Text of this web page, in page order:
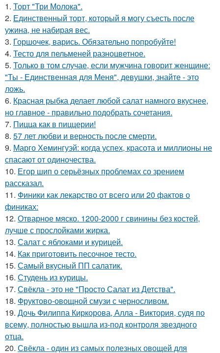
1. Торт "Три Молока".
2. Единственный торт, который я могу съесть после
ужина, не набирая вес.
3. Горшочек, варись. Обязательно попробуйте!
4. Тесто для пельменей разноцветное.
5. Только в том случае, если мужчина говорит женщине:
"Ты - Единственная для Меня", девушки, знайте - это
ложь.
6. Красная рыбка делает любой салат намного вкуснее,
но главное - правильно подобрать сочетания.
7. Пицца как в пиццерии!
8. 57 лет любви и верность после смерти.
9. Марго Хемингуэй: когда успех, красота и миллионы не
спасают от одиночества.
10. Егор шип о серьёзных проблемах со зрением
рассказал.
11. Финики как лекарство от всего или 20 фактов о
финиках:
12. Отварное мяско. 1200-2000 г свинины без костей,
лучше с прослойками жирка.
13. Салат с яблоками и курицей.
14. Как приготовить песочное тесто.
15. Самый вкусный ПП салатик.
16. Студень из курицы.
17. Свёкла - это не "Просто Салат из Детства".
18. Фруктово-овощной смузи с черносливом.
19. Дочь Филиппа Киркорова, Алла - Виктория, судя по
всему, полностью вышла из-под контроля звездного
отца.
20. Свёкла - один из самых полезных овощей для